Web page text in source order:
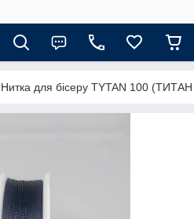
Нитка для бісеру ТYTAN 100